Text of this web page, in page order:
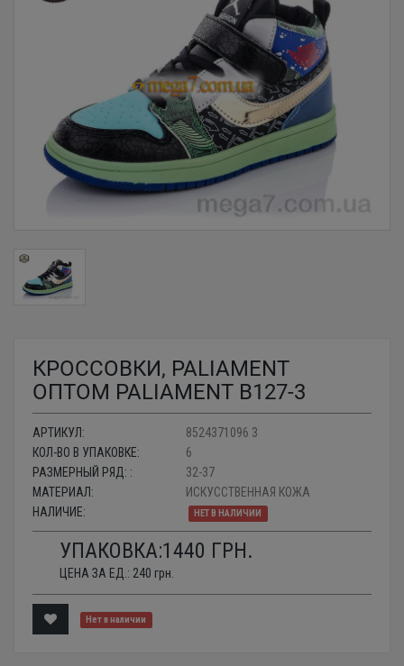
КРОССОВКИ, PALIAMENT
ОПТОМ PALIAMENT B127-3
АРТИКУЛ:
8524371096 3
КОЛ-ВО В УПАКОВКЕ:
6
РАЗМЕРНЫЙ РЯД: :
32-37
МАТЕРИАЛ:
ИСКУССТВЕННАЯ КОЖА
НАЛИЧИЕ:
НЕТ В НАЛИЧИИ
УПАКОВКА:1440 ГРН.
ЦЕНА ЗА ЕД.: 240 грн.
Нет в наличии